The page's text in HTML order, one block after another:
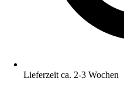
Lieferzeit ca. 2-3 Wochen